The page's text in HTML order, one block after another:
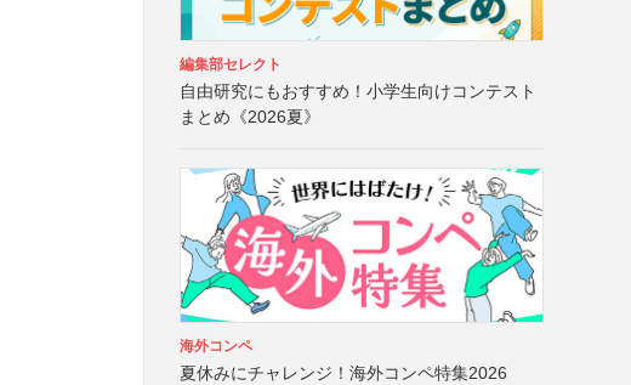
編集部セレクト
自由研究にもおすすめ！小学生向けコンテスト
まとめ《2026夏》
海外コンペ
夏休みにチャレンジ！海外コンペ特集2026